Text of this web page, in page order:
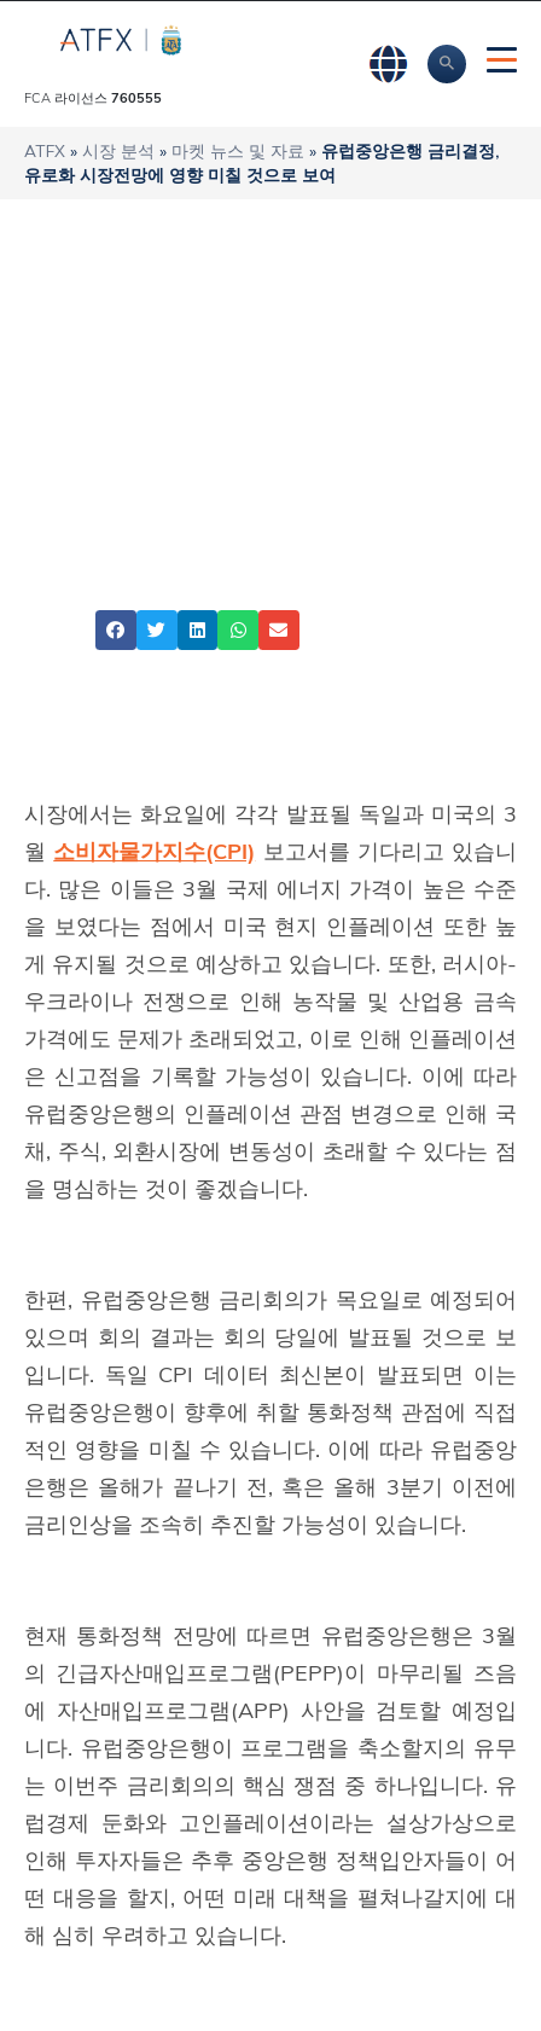
FCA 라이선스 760555
ATFX » 시장 분석 » 마켓 뉴스 및 자료 » 유럽중앙은행 금리결정,
유로화 시장전망에 영향 미칠 것으로 보여
시장에서는 화요일에 각각 발표될 독일과 미국의 3
월 소비자물가지수(CPI) 보고서를 기다리고 있습니
다. 많은 이들은 3월 국제 에너지 가격이 높은 수준
을 보였다는 점에서 미국 현지 인플레이션 또한 높
게 유지될 것으로 예상하고 있습니다. 또한, 러시아-
우크라이나 전쟁으로 인해 농작물 및 산업용 금속
가격에도 문제가 초래되었고, 이로 인해 인플레이션
은 신고점을 기록할 가능성이 있습니다. 이에 따라
유럽중앙은행의 인플레이션 관점 변경으로 인해 국
채, 주식, 외환시장에 변동성이 초래할 수 있다는 점
을 명심하는 것이 좋겠습니다.
한편, 유럽중앙은행 금리회의가 목요일로 예정되어
있으며 회의 결과는 회의 당일에 발표될 것으로 보
입니다. 독일 CPI 데이터 최신본이 발표되면 이는
유럽중앙은행이 향후에 취할 통화정책 관점에 직접
적인 영향을 미칠 수 있습니다. 이에 따라 유럽중앙
은행은 올해가 끝나기 전, 혹은 올해 3분기 이전에
금리인상을 조속히 추진할 가능성이 있습니다.
현재 통화정책 전망에 따르면 유럽중앙은행은 3월
의 긴급자산매입프로그램(PEPP)이 마무리될 즈음
에 자산매입프로그램(APP) 사안을 검토할 예정입
니다. 유럽중앙은행이 프로그램을 축소할지의 유무
는 이번주 금리회의의 핵심 쟁점 중 하나입니다. 유
럽경제 둔화와 고인플레이션이라는 설상가상으로
인해 투자자들은 추후 중앙은행 정책입안자들이 어
떤 대응을 할지, 어떤 미래 대책을 펼쳐나갈지에 대
해 심히 우려하고 있습니다.